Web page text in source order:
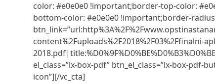
color: #e0e0e0 !important;border-top-color:
bottom-color: #e0e0e0 !important;border-
content%2Fuploads%2F2018%2F03%2Ffinalni-
el_class=”lx-box-pdf” btn_el_class=”lx-box-pdf-
icon”][/vc_cta]